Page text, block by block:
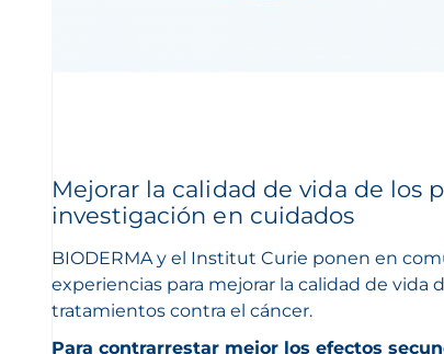
Mejorar la calidad de vida de los
investigación en cuidados
BIODERMA y el Institut Curie ponen en
experiencias para mejorar la calidad de vida
tratamientos contra el cáncer.
Para contrarrestar mejor los efectos